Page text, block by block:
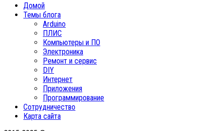
Домой
Темы блога
Arduino
ПЛИС
Компьютеры и ПО
Электроника
Ремонт и сервис
DIY
Интернет
Приложения
Программирование
Сотрудничество
Карта сайта